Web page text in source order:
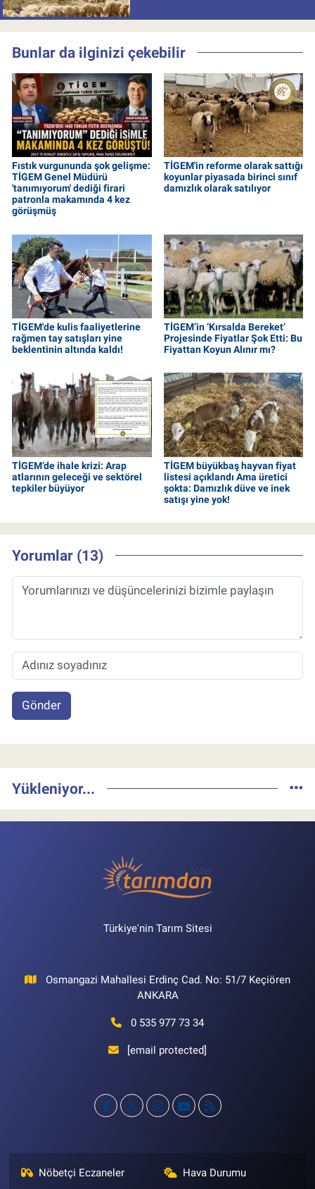
Bunlar da ilginizi çekebilir
Fıstık vurgununda şok gelişme:
TİGEM Genel Müdürü
'tanımıyorum' dediği firari
patronla makamında 4 kez
görüşmüş
TİGEM'in reforme olarak sattığı
koyunlar piyasada birinci sınıf
damızlık olarak satılıyor
TİGEM'de kulis faaliyetlerine
rağmen tay satışları yine
beklentinin altında kaldı!
TİGEM’in ‘Kırsalda Bereket’
Projesinde Fiyatlar Şok Etti: Bu
Fiyattan Koyun Alınır mı?
TİGEM’de ihale krizi: Arap
atlarının geleceği ve sektörel
tepkiler büyüyor
TİGEM büyükbaş hayvan fiyat
listesi açıklandı Ama üretici
şokta: Damızlık düve ve inek
satışı yine yok!
Yorumlar (13)
Gönder
Yükleniyor...
Türkiye'nin Tarım Sitesi
Osmangazi Mahallesi Erdinç Cad. No: 51/7 Keçiören
ANKARA
0 535 977 73 34
[email protected]
Nöbetçi Eczaneler Hava Durumu